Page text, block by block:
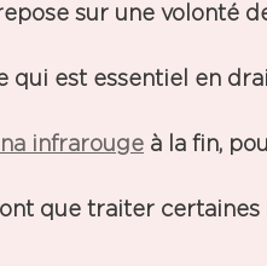
sur une volonté
qui est essentiel en
infrarouge à la fin,
que traiter certaines